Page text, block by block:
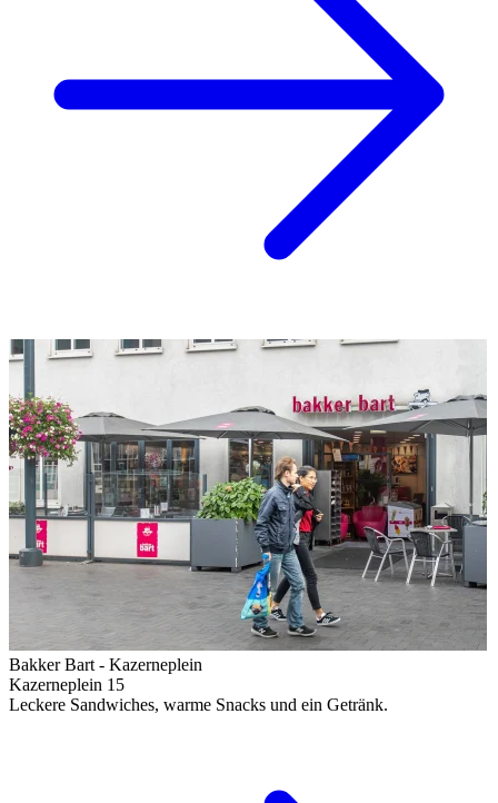
Bakker Bart - Kazerneplein
Kazerneplein 15
Leckere Sandwiches, warme Snacks und ein Getränk.